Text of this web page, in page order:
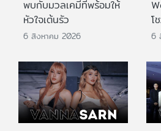
พบกับมวลเคมีที่พร้อมให้
หัวใจเต้นรัว
6 สิงหาคม 2026
โ
6